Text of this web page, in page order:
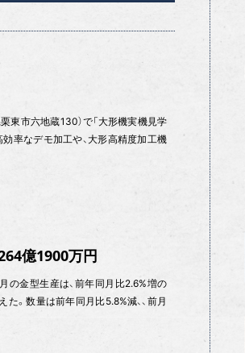
東市六地蔵130）で「大形機実機見学
効率なデモ加工や、大形高精度加工機
億1900万円
金型生産は、前年同月比2.6%増の
。数量は前年同月比5.8%減、、前月